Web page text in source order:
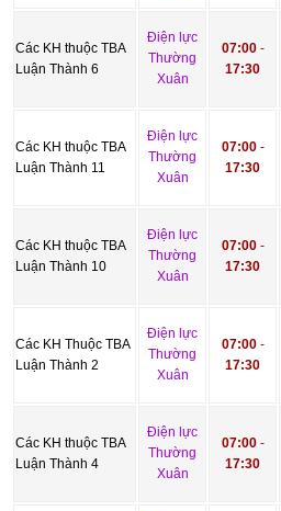
Các KH thuộc TBA
Luận Thành 6
Điện lực
Thường
Xuân
07:00-
17:30
Các KH thuộc TBA
Luận Thành 11
Điện lực
Thường
Xuân
07:00-
17:30
Các KH thuộc TBA
Luận Thành 10
Điện lực
Thường
Xuân
07:00-
17:30
Các KH Thuộc TBA
Luận Thành 2
Điện lực
Thường
Xuân
07:00-
17:30
Các KH thuộc TBA
Luận Thành 4
Điện lực
Thường
Xuân
07:00-
17:30